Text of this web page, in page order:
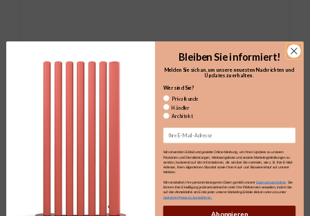
Bleiben Sie informiert!
Melden Sie sich an, um unsere neuesten Nachrichten und
Updates zu erhalten.​
Wer sind Sie?
Privatkunde
Händler
Architekt
Email
Wir verwenden E-Mail und gezielte Online-Werbung, um Ihnen Updates zu unseren
Produkten und Dienstleistungen, Werbeangebote und andere Marketingmitteilungen zu
senden, basierend auf den Informationen, die wir über Sie sammeln, wie z. B. Ihre E-Mail-
Adresse, Ihren allgemeinen Standort sowie Ihren Kauf- und Browserverlauf auf unserer
Website.
Wir verarbeiten Ihre personenbezogenen Daten gemäß unsererDatenschutzrichtlinie . Sie
können Ihre Einwilligung jederzeit widerrufen oder Ihre Präferenzen verwalten, indem Sie
auf den Abmeldelink am Ende jeder unserer Marketing-E-Mails klicken oder uns unter
marketing@maro.eu kontaktieren.
Abonnieren